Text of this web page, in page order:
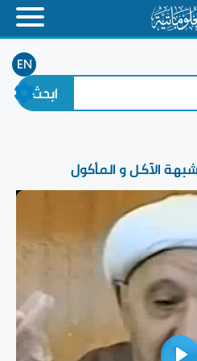
EN
الآكل و المأكول